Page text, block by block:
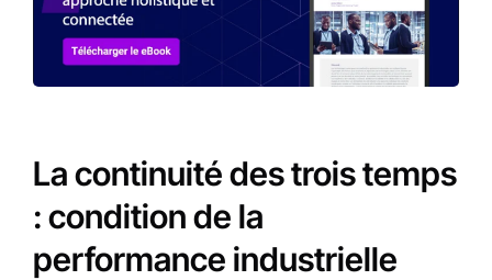
La continuité des trois temps
: condition de la
performance industrielle